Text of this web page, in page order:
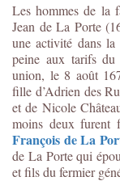
Les hommes de la
Jean de La Porte
une activité dans
peine aux tarifs
union, le 8 août
fille d’Adrien des
et de Nicole
moins deux furent
François de La
de La Porte qui
et fils du fermier